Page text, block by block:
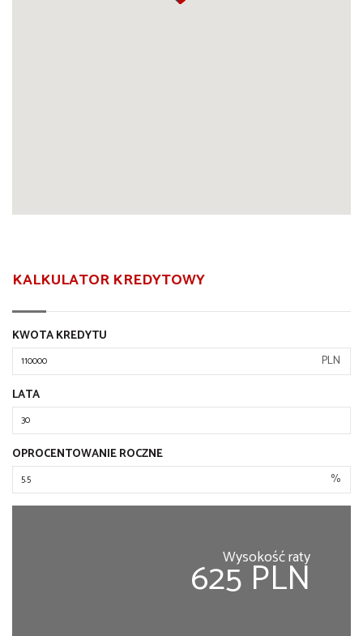
KALKULATOR KREDYTOWY
KWOTA KREDYTU
PLN
LATA
OPROCENTOWANIE ROCZNE
%
Wysokość raty
625 PLN